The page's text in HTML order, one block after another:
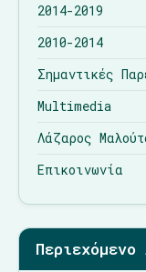
2014-2019
2010-2014
Σημαντικές
Multimedia
Λάζαρος
Επικοινωνία